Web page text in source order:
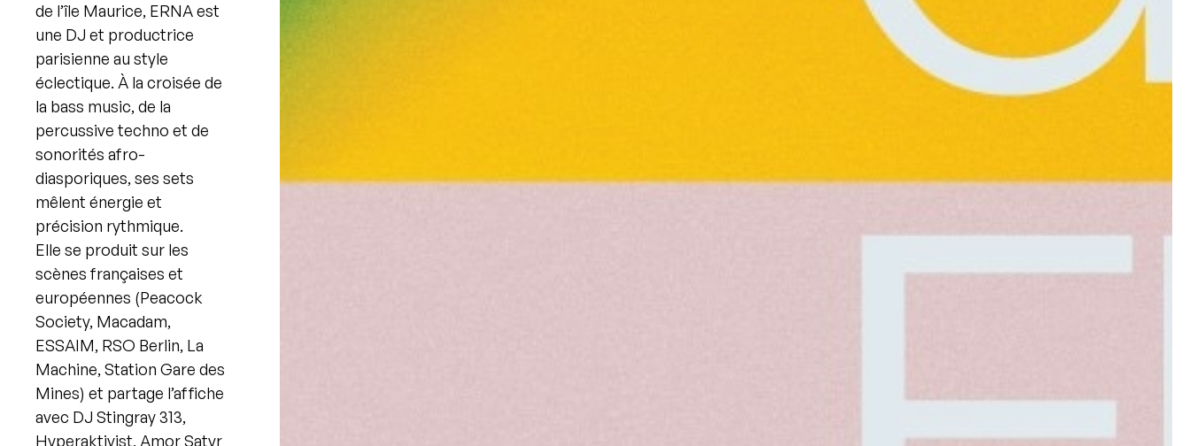
de l’île Maurice, ERNA est
une DJ et productrice
parisienne au style
éclectique. À la croisée de
la bass music, de la
percussive techno et de
sonorités afro-
diasporiques, ses sets
mêlent énergie et
précision rythmique.
Elle se produit sur les
scènes françaises et
européennes (Peacock
Society, Macadam,
ESSAIM, RSO Berlin, La
Machine, Station Gare des
Mines) et partage l’affiche
avec DJ Stingray 313,
Hyperaktivist, Amor Satyr